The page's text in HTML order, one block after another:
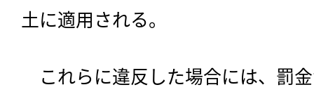
土に適用される。
これらに違反した場合には、罰